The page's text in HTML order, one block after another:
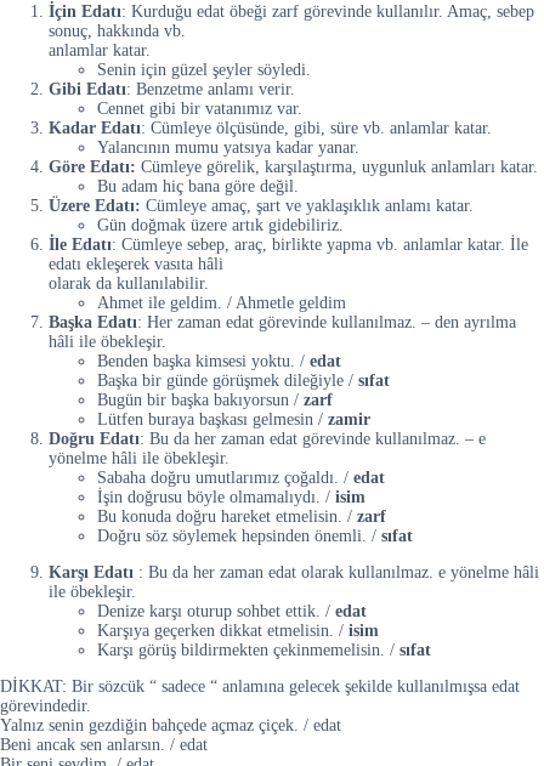
İçin Edatı: Kurduğu edat öbeği zarf görevinde kullanılır. Amaç, sebep
sonuç, hakkında vb.
anlamlar katar.
Senin için güzel şeyler söyledi.
Gibi Edatı: Benzetme anlamı verir.
Cennet gibi bir vatanımız var.
Kadar Edatı: Cümleye ölçüsünde, gibi, süre vb. anlamlar katar.
Yalancının mumu yatsıya kadar yanar.
Göre Edatı: Cümleye görelik, karşılaştırma, uygunluk anlamları katar.
Bu adam hiç bana göre değil.
Üzere Edatı: Cümleye amaç, şart ve yaklaşıklık anlamı katar.
Gün doğmak üzere artık gidebiliriz.
İle Edatı: Cümleye sebep, araç, birlikte yapma vb. anlamlar katar. İle
edatı ekleşerek vasıta hâli
olarak da kullanılabilir.
Ahmet ile geldim. / Ahmetle geldim
Başka Edatı: Her zaman edat görevinde kullanılmaz. – den ayrılma
hâli ile öbekleşir.
Benden başka kimsesi yoktu. / edat
Başka bir günde görüşmek dileğiyle / sıfat
Bugün bir başka bakıyorsun / zarf
Lütfen buraya başkası gelmesin / zamir
Doğru Edatı: Bu da her zaman edat görevinde kullanılmaz. – e
yönelme hâli ile öbekleşir.
Sabaha doğru umutlarımız çoğaldı. / edat
İşin doğrusu böyle olmamalıydı. / isim
Bu konuda doğru hareket etmelisin. / zarf
Doğru söz söylemek hepsinden önemli. / sıfat
Karşı Edatı : Bu da her zaman edat olarak kullanılmaz. e yönelme hâli
ile öbekleşir.
Denize karşı oturup sohbet ettik. / edat
Karşıya geçerken dikkat etmelisin. / isim
Karşı görüş bildirmekten çekinmemelisin. / sıfat
DİKKAT: Bir sözcük “ sadece “ anlamına gelecek şekilde kullanılmışsa edat
görevindedir.
Yalnız senin gezdiğin bahçede açmaz çiçek. / edat
Beni ancak sen anlarsın. / edat